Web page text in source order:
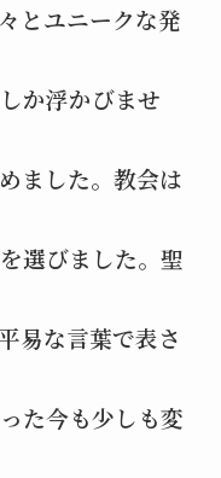
とユニークな発
か浮かびませ
ました。教会は
選びました。聖
易な言葉で表さ
た今も少しも変